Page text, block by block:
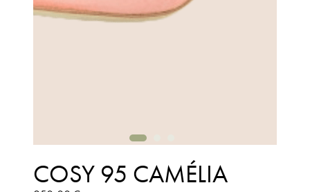
COSY 95 CAMÉLIA